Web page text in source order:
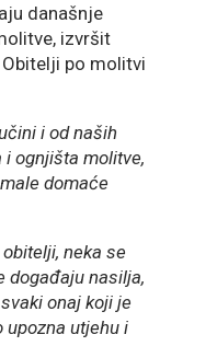
današnje
izvršit
po molitvi
i od naših
ognjišta molitve,
domaće
neka se
događaju nasilja,
onaj koji je
upozna utjehu i